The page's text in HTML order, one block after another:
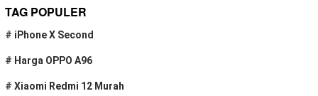
TAG POPULER
# iPhone X Second
# Harga OPPO A96
# Xiaomi Redmi 12 Murah